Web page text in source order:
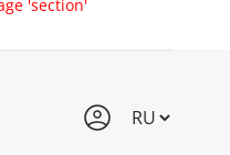
'section'